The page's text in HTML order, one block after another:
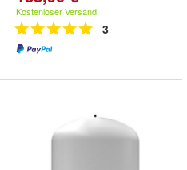
Kostenloser Versand
3